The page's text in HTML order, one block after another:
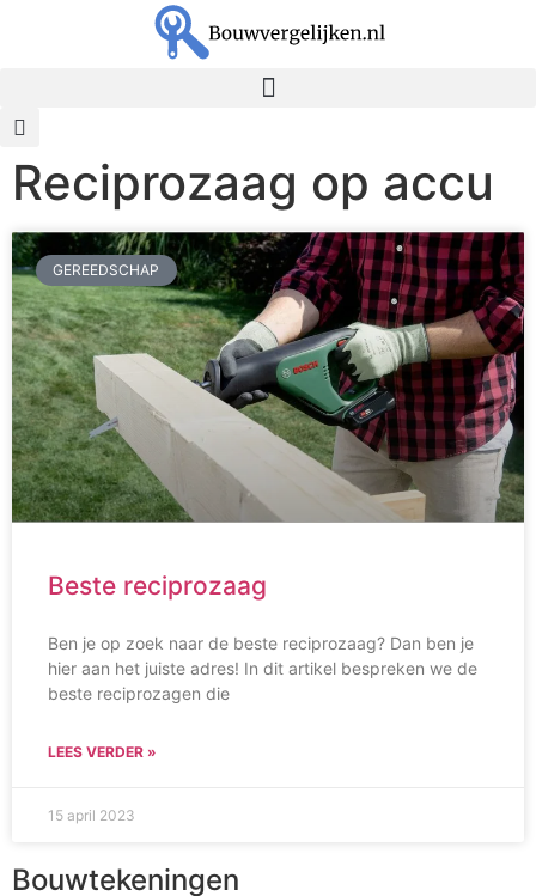
Reciprozaag op accu
GEREEDSCHAP
Beste reciprozaag
Ben je op zoek naar de beste reciprozaag? Dan ben je
hier aan het juiste adres! In dit artikel bespreken we de
beste reciprozagen die
LEES VERDER »
15 april 2023
Bouwtekeningen